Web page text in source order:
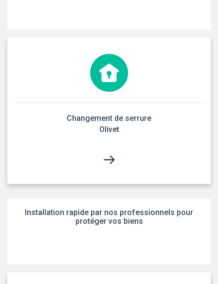
Changement de serrure
Olivet
Installation rapide par nos professionnels pour
protéger vos biens